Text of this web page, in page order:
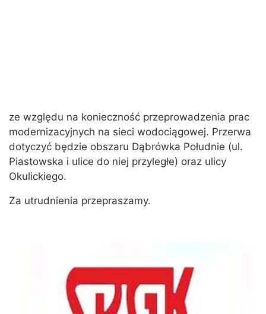
ze względu na konieczność przeprowadzenia prac
modernizacyjnych na sieci wodociągowej. Przerwa
dotyczyć będzie obszaru Dąbrówka Południe (ul.
Piastowska i ulice do niej przyległe) oraz ulicy
Okulickiego.
Za utrudnienia przepraszamy.